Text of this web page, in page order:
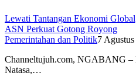
Lewati Tantangan Ekonomi
ASN Perkuat Gotong Royong
Pemerintahan dan Politik7
Channeltujuh.com, NGABANG
Natasa,…